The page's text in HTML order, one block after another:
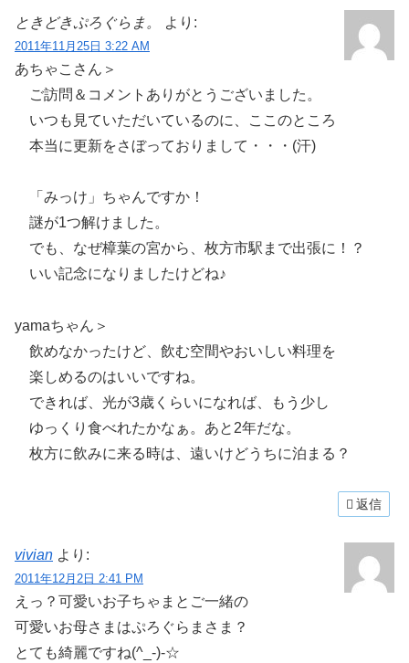
ときどきぷろぐらま。 より:
2011年11月25日 3:22 AM
あちゃこさん＞
ご訪問＆コメントありがとうございました。
いつも見ていただいているのに、ここのところ
本当に更新をさぼっておりまして・・・(汗)
「みっけ」ちゃんですか！
謎が1つ解けました。
でも、なぜ樟葉の宮から、枚方市駅まで出張に！？
いい記念になりましたけどね♪
yamaちゃん＞
飲めなかったけど、飲む空間やおいしい料理を
楽しめるのはいいですね。
できれば、光が3歳くらいになれば、もう少し
ゆっくり食べれたかなぁ。あと2年だな。
枚方に飲みに来る時は、遠いけどうちに泊まる？
返信
vivian より:
2011年12月2日 2:41 PM
えっ？可愛いお子ちゃまとご一緒の
可愛いお母さまはぷろぐらまさま？
とても綺麗ですね(^_-)-☆